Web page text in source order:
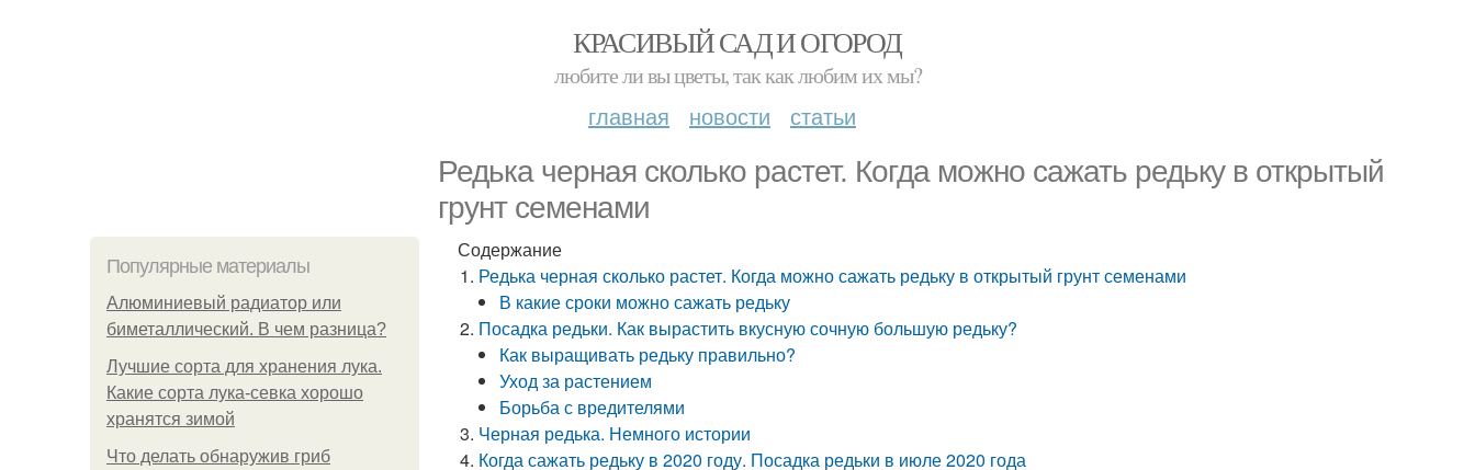
КРАСИВЫЙ САД И ОГОРОД
любите ли вы цветы, так как любим их мы?
главная новости статьи
Редька черная сколько растет. Когда можно сажать редьку в открытый
грунт семенами
Популярные материалы
Алюминиевый радиатор или
биметаллический. В чем разница?
Лучшие сорта для хранения лука.
Какие сорта лука-севка хорошо
хранятся зимой
Что делать обнаружив гриб
Содержание
Редька черная сколько растет. Когда можно сажать редьку в открытый грунт семенами
В какие сроки можно сажать редьку
Посадка редьки. Как вырастить вкусную сочную большую редьку?
Как выращивать редьку правильно?
Уход за растением
Борьба с вредителями
Черная редька. Немного истории
Когда сажать редьку в 2020 году. Посадка редьки в июле 2020 года